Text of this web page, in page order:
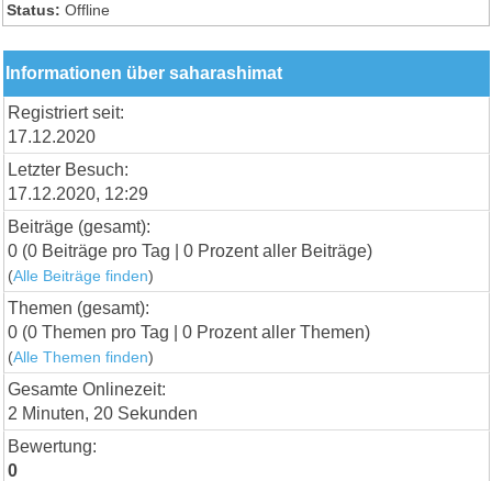
Status: Offline
Informationen über saharashimat
Registriert seit:
17.12.2020
Letzter Besuch:
17.12.2020, 12:29
Beiträge (gesamt):
0 (0 Beiträge pro Tag | 0 Prozent aller Beiträge)
(Alle Beiträge finden)
Themen (gesamt):
0 (0 Themen pro Tag | 0 Prozent aller Themen)
(Alle Themen finden)
Gesamte Onlinezeit:
2 Minuten, 20 Sekunden
Bewertung:
0